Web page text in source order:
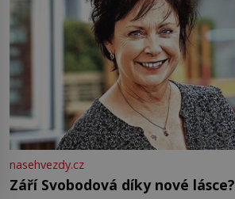
nasehvezdy.cz
Září Svobodová díky nové lásce?